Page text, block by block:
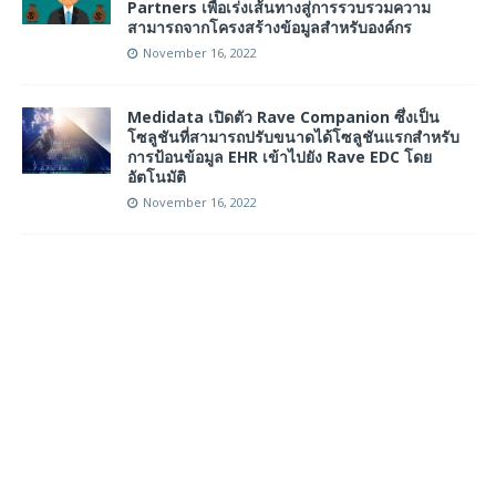
Partners เพื่อเร่งเส้นทางสู่การรวบรวมความ
สามารถจากโครงสร้างข้อมูลสำหรับองค์กร
November 16, 2022
Medidata เปิดตัว Rave Companion ซึ่งเป็น
โซลูชันที่สามารถปรับขนาดได้โซลูชันแรกสำหรับ
การป้อนข้อมูล EHR เข้าไปยัง Rave EDC โดย
อัตโนมัติ
November 16, 2022